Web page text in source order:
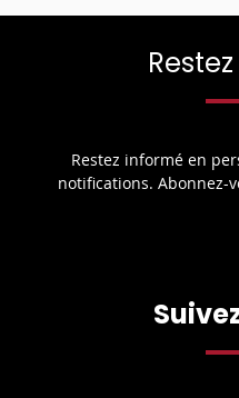
Restez
Restez informé en
notifications. Abonnez-